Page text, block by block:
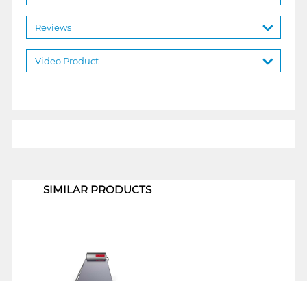
Reviews
Video Product
SIMILAR PRODUCTS